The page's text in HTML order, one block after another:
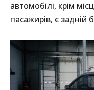
автомобілі, крім
пасажирів, є задній